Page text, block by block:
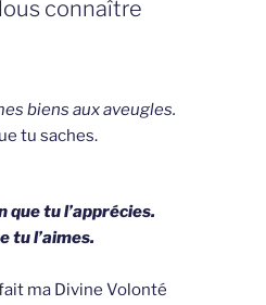
connaître
biens aux aveugles.
tu saches.
que tu l’apprécies.
tu l’aimes.
ma Divine Volonté